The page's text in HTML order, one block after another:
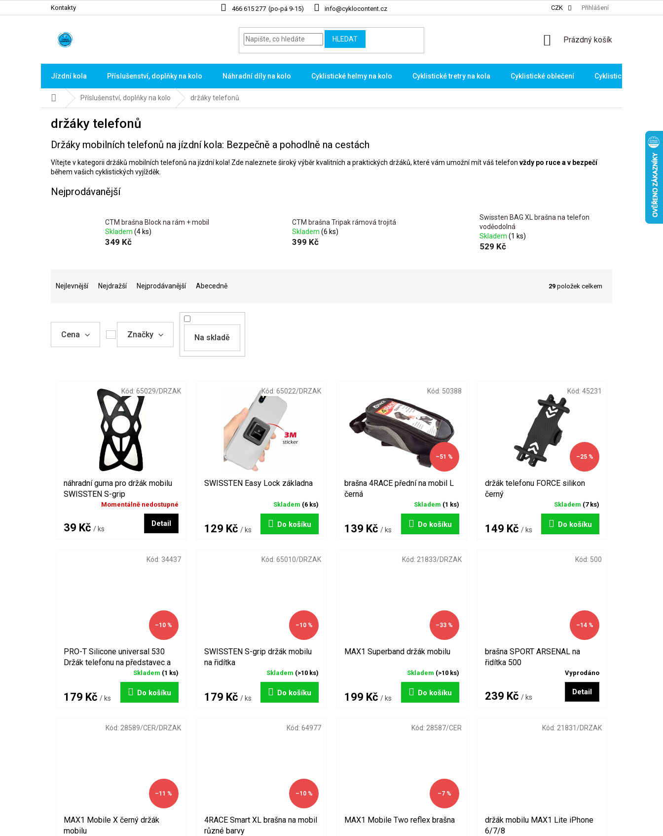
na
466 615 277 info@cyklocontent.cz
Kontakty CZK Přihlášení
HLEDAT
NÁKUPNÍ
Prázdný košík
Jízdní kola Příslušenství, doplňky na kolo Náhradní díly na kolo Cyklistické helmy na kolo Cyklistické tretry na kola Cyklistické oblečení Cyklistické brýle
Domů Příslušenství, doplňky na kolo držáky telefonů
držáky telefonů
Držáky mobilních telefonů na jízdní kola: Bezpečně a pohodlně na cestách
Vítejte v kategorii držáků mobilních telefonů na jízdní kola! Zde naleznete široký výběr kvalitních a praktických držáků, které vám umožní mít váš telefon vždy po ruce a v bezpečí
během vašich cyklistických vyjížděk.
Nejprodávanější
CTM brašna Block na rám + mobil
Skladem (4 ks)
349 Kč
CTM brašna Tripak rámová trojitá
Skladem(6 ks)
399 Kč
Swissten BAG XL brašna na telefon
voděodolná
Skladem (1 ks)
529 Kč
r
Nejlevnější Nejdražší Nejprodávanější Abecedně 29 položek celkem
Cena Značky Na skladě
náhradní guma pro držák mobilu
SWISSTEN S-grip
Momentálně nedostupné
39 Kč / ks
Detail
Kód: 65029/DRZAK
SWISSTEN Easy Lock základna
Skladem (6 ks)
129 Kč / ks
Do košíku
Kód: 65022/DRZAK
–51 %
brašna 4RACE přední na mobil L
černá
Skladem (1 ks)
139 Kč / ks
Do košíku
Kód: 50388
–25 %
držák telefonu FORCE silikon
černý
Skladem (7 ks)
149 Kč / ks
Do košíku
Kód: 45231
–10 %
PRO-T Silicone universal 530
Držák telefonu na představec a
Skladem (1 ks)
179 Kč / ks
Do košíku
Kód: 34437
–10 %
SWISSTEN S-grip držák mobilu
na řidítka
Skladem (>10 ks)
179 Kč / ks
Do košíku
Kód: 65010/DRZAK
–33 %
MAX1 Superband držák mobilu
Skladem (>10 ks)
199 Kč / ks
Do košíku
Kód: 21833/DRZAK
–14 %
brašna SPORT ARSENAL na
řidítka 500
Vyprodáno
239 Kč / ks
Detail
Kód: 500
–11 %
MAX1 Mobile X černý držák
mobilu
Kód: 28589/CER/DRZAK
–10 %
4RACE Smart XL brašna na mobil
různé barvy
Kód: 64977
–7 %
MAX1 Mobile Two reflex brašna
Kód: 28587/CER
držák mobilu MAX1 Lite iPhone
6/7/8
Kód: 21831/DRZAK